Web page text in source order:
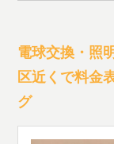
電球交換・照
区近くで料金
グ